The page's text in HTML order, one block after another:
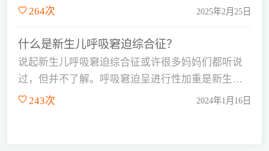
状更重、起病更急，主要表现为突…...
264次 2025年2月25日
什么是新生儿呼吸窘迫综合征？
说起新生儿呼吸窘迫综合征或许很多妈妈们都听说
过，但并不了解。呼吸窘迫呈进行性加重是新生儿
呼吸窘迫综合征的特点，如果是病情…...
243次 2024年1月16日